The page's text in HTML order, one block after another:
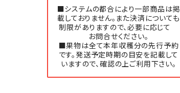
■システムの都合により一部商品は掲
載しておりません。また決済についても
制限がありますので、必要に応じて
お問合せください。
■果物は全て本年収穫分の先行予約
です。発送予定時期の目安を記載して
いますので、確認の上ご利用下さい。